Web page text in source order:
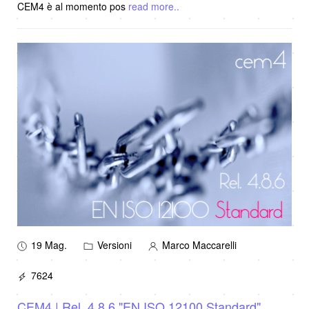
CEM4 è al momento pos read more..
19 Mag. Versioni Marco Maccarelli
7624